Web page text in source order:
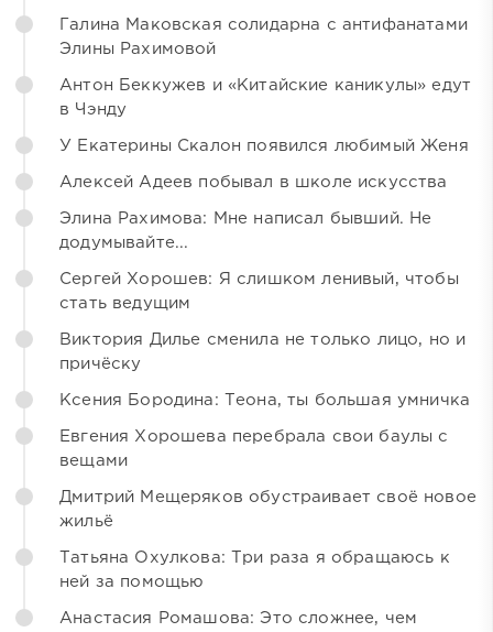
Галина Маковская солидарна с антифанатами
Элины Рахимовой
Антон Беккужев и «Китайские каникулы» едут
в Чэнду
У Екатерины Скалон появился любимый Женя
Алексей Адеев побывал в школе искусства
Элина Рахимова: Мне написал бывший. Не
додумывайте...
Сергей Хорошев: Я слишком ленивый, чтобы
стать ведущим
Виктория Дилье сменила не только лицо, но и
причёску
Ксения Бородина: Теона, ты большая умничка
Евгения Хорошева перебрала свои баулы с
вещами
Дмитрий Мещеряков обустраивает своё новое
жильё
Татьяна Охулкова: Три раза я обращаюсь к
ней за помощью
Анастасия Ромашова: Это сложнее, чем